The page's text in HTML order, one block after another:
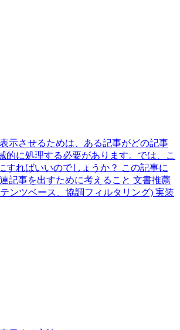
示させるためは、ある記事がどの記事
的に処理する必要があります。では、こ
すればいいのでしょうか？ この記事に
記事を出すために考えること 文書推薦
ンツベース、協調フィルタリング) 実装